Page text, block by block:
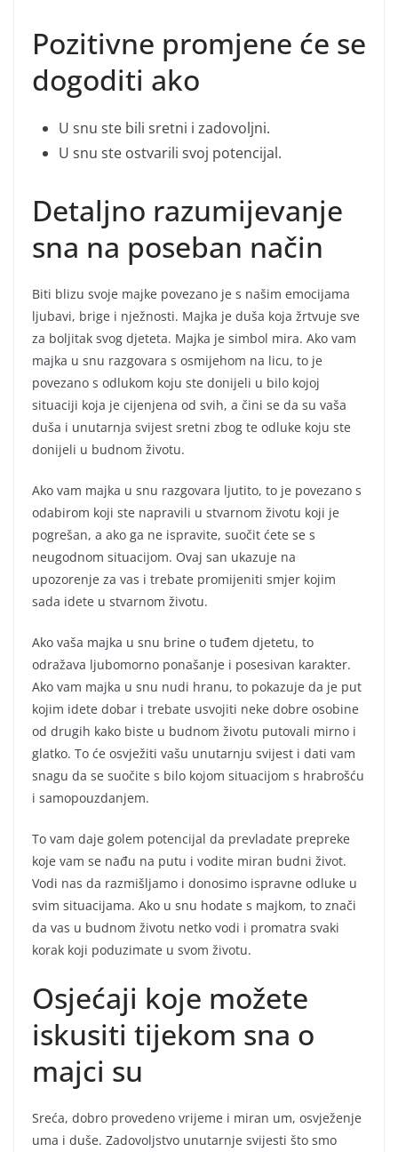
Pozitivne promjene će se
dogoditi ako
U snu ste bili sretni i zadovoljni.
U snu ste ostvarili svoj potencijal.
Detaljno razumijevanje
sna na poseban način
Biti blizu svoje majke povezano je s našim emocijama
ljubavi, brige i nježnosti. Majka je duša koja žrtvuje sve
za boljitak svog djeteta. Majka je simbol mira. Ako vam
majka u snu razgovara s osmijehom na licu, to je
povezano s odlukom koju ste donijeli u bilo kojoj
situaciji koja je cijenjena od svih, a čini se da su vaša
duša i unutarnja svijest sretni zbog te odluke koju ste
donijeli u budnom životu.
Ako vam majka u snu razgovara ljutito, to je povezano s
odabirom koji ste napravili u stvarnom životu koji je
pogrešan, a ako ga ne ispravite, suočit ćete se s
neugodnom situacijom. Ovaj san ukazuje na
upozorenje za vas i trebate promijeniti smjer kojim
sada idete u stvarnom životu.
Ako vaša majka u snu brine o tuđem djetetu, to
odražava ljubomorno ponašanje i posesivan karakter.
Ako vam majka u snu nudi hranu, to pokazuje da je put
kojim idete dobar i trebate usvojiti neke dobre osobine
od drugih kako biste u budnom životu putovali mirno i
glatko. To će osvježiti vašu unutarnju svijest i dati vam
snagu da se suočite s bilo kojom situacijom s hrabrošću
i samopouzdanjem.
To vam daje golem potencijal da prevladate prepreke
koje vam se nađu na putu i vodite miran budni život.
Vodi nas da razmišljamo i donosimo ispravne odluke u
svim situacijama. Ako u snu hodate s majkom, to znači
da vas u budnom životu netko vodi i promatra svaki
korak koji poduzimate u svom životu.
Osjećaji koje možete
iskusiti tijekom sna o
majci su
Sreća, dobro provedeno vrijeme i miran um, osvježenje
uma i duše. Zadovoljstvo unutarnje svijesti što smo